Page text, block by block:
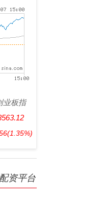
业板指
(1.35%)
资平台